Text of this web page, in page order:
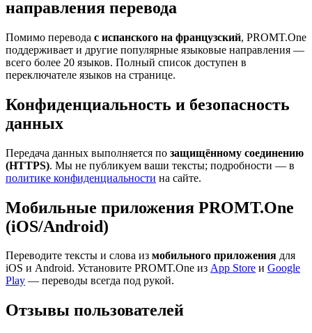
направления перевода
Помимо перевода с испанского на французский, PROMT.One
поддерживает и другие популярные языковые направления —
всего более 20 языков. Полный список доступен в
переключателе языков на странице.
Конфиденциальность и безопасность
данных
Передача данных выполняется по защищённому соединению
(HTTPS). Мы не публикуем ваши тексты; подробности — в
политике конфиденциальности на сайте.
Мобильные приложения PROMT.One
(iOS/Android)
Переводите тексты и слова из мобильного приложения для
iOS и Android. Установите PROMT.One из App Store и Google
Play — переводы всегда под рукой.
Отзывы пользователей